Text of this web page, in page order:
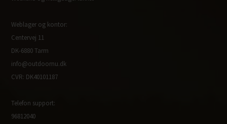
Weblager og kontor:
Centervej 11
DK-6880 Tarm
info@outdoornu.dk
CVR: DK40101187
Telefon support:
96812040